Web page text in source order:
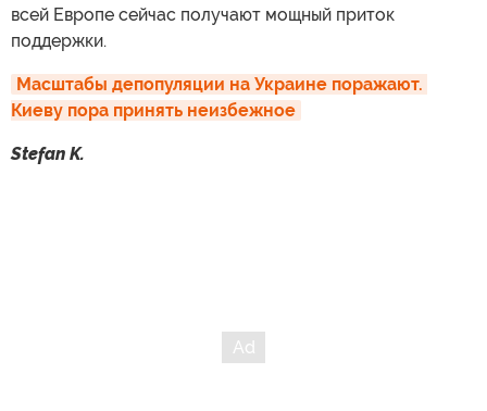
всей Европе сейчас получают мощный приток
поддержки.
Масштабы депопуляции на Украине поражают.
Киеву пора принять неизбежное
Stefan K.